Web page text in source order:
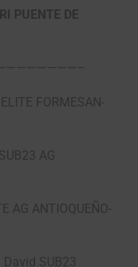
PUENTE DE
FORMESAN-
AG
AG ANTIOQUEÑO-
SUB23